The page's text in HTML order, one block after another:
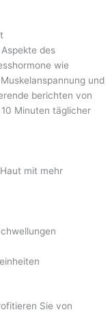
des
wie
und
berichten von
Minuten täglicher
mit mehr
Sie von